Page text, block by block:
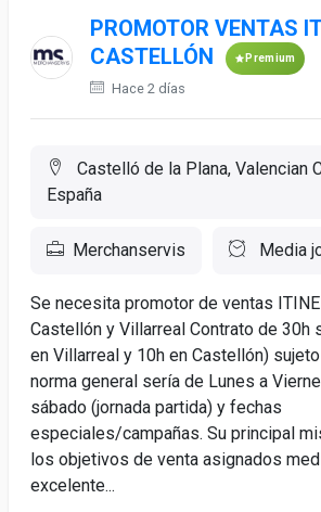
PROMOTOR VENTAS
CASTELLÓN
Premium
Hace 2 días
Castelló de la Plana, Valencian
España
Merchanservis Media
Se necesita promotor de ventas
Castellón y Villarreal Contrato de 30h
en Villarreal y 10h en Castellón)
norma general sería de Lunes a
sábado (jornada partida) y fechas
especiales/campañas. Su principal
los objetivos de venta asignados
excelente...